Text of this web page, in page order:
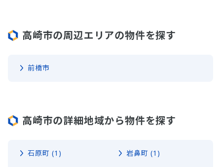
高崎市の周辺エリアの物件を探す
前橋市
高崎市の詳細地域から物件を探す
石原町 (1) 岩鼻町 (1)